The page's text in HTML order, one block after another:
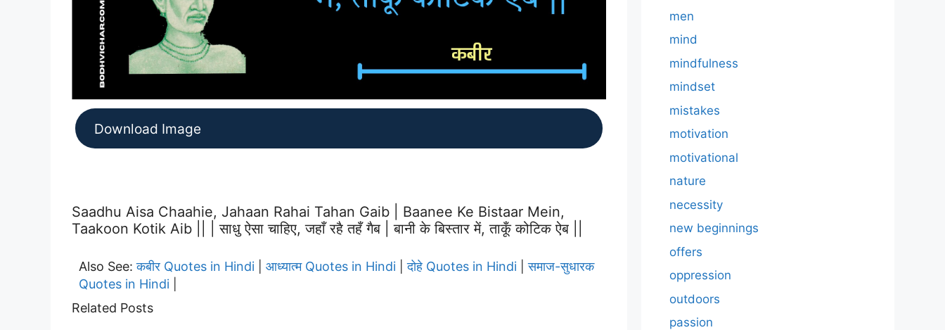
Download Image
Saadhu Aisa Chaahie, Jahaan Rahai Tahan Gaib | Baanee Ke Bistaar Mein,
Taakoon Kotik Aib || | साधु ऐसा चाहिए, जहाँ रहै तहँ गैब | बानी के बिस्तार में, ताकूँ कोटिक ऐब ||
Also See:कबीर Quotes in Hindi आध्यात्म Quotes in Hindi |दोहे Quotes in Hindi |समाज-सुधारक
Quotes in Hindi
Related Posts
men
mind
mindfulness
mindset
mistakes
motivation
motivational
nature
necessity
new beginnings
offers
oppression
outdoors
passion